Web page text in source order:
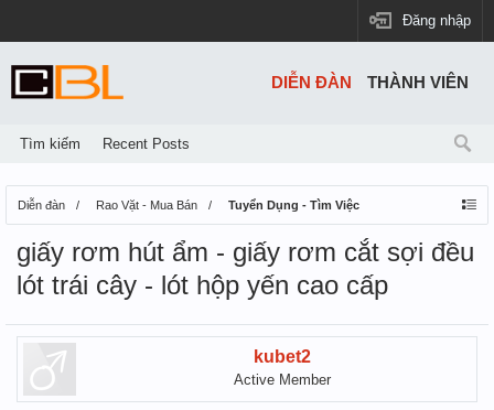
Đăng nhập
Diễn đàn Rao Vặt - Mua Bán Tuyển Dụng - Tìm Việc
giấy rơm hút ẩm - giấy rơm cắt sợi đều
lót trái cây - lót hộp yến cao cấp
kubet2
Active Member
DIỄN ĐÀN
Tìm kiếm Recent Posts
THÀNH VIÊN